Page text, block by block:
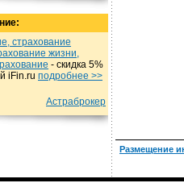
страхование
жизни,
- cкидка 5%
iFin.ru подробнеe >>
Астраброкер
Размещение